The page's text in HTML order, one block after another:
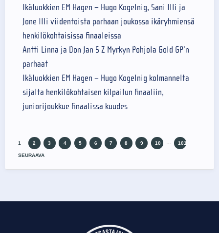
Ikäluokkien EM Hagen – Hugo Kogelnig, Sani Illi ja
Jone Illi viidentoista parhaan joukossa ikäryhmiensä
henkilökohtaisissa finaaleissa
Antti Linna ja Don Jan S Z Myrkyn Pohjola Gold GP’n
parhaat
Ikäluokkien EM Hagen – Hugo Kogelnig kolmannelta
sijalta henkilökohtaisen kilpailun finaaliin,
juniorijoukkue finaalissa kuudes
1 2 3 4 5 6 7 8 9 10 101
SEURAAVA